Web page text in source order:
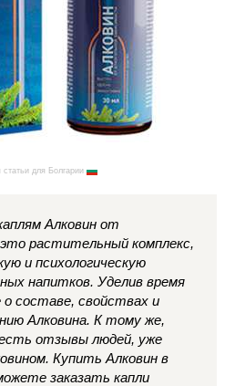
статьи для Болгарии
Алковин от
это растительный комплекс,
и психологическую
напитков. Уделив время
составе, свойствах и
Алковина. К тому же,
отзывы людей, уже
Купить Алковин в
заказать капли